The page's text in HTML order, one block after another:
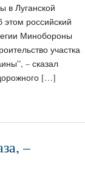
в Луганской
этом российский
Минобороны
участка
– сказал
[…]
–